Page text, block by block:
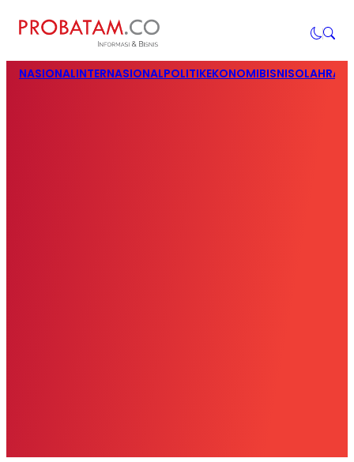
NASIONALINTERNASIONALPOLITIKEKONOMIBISNIS